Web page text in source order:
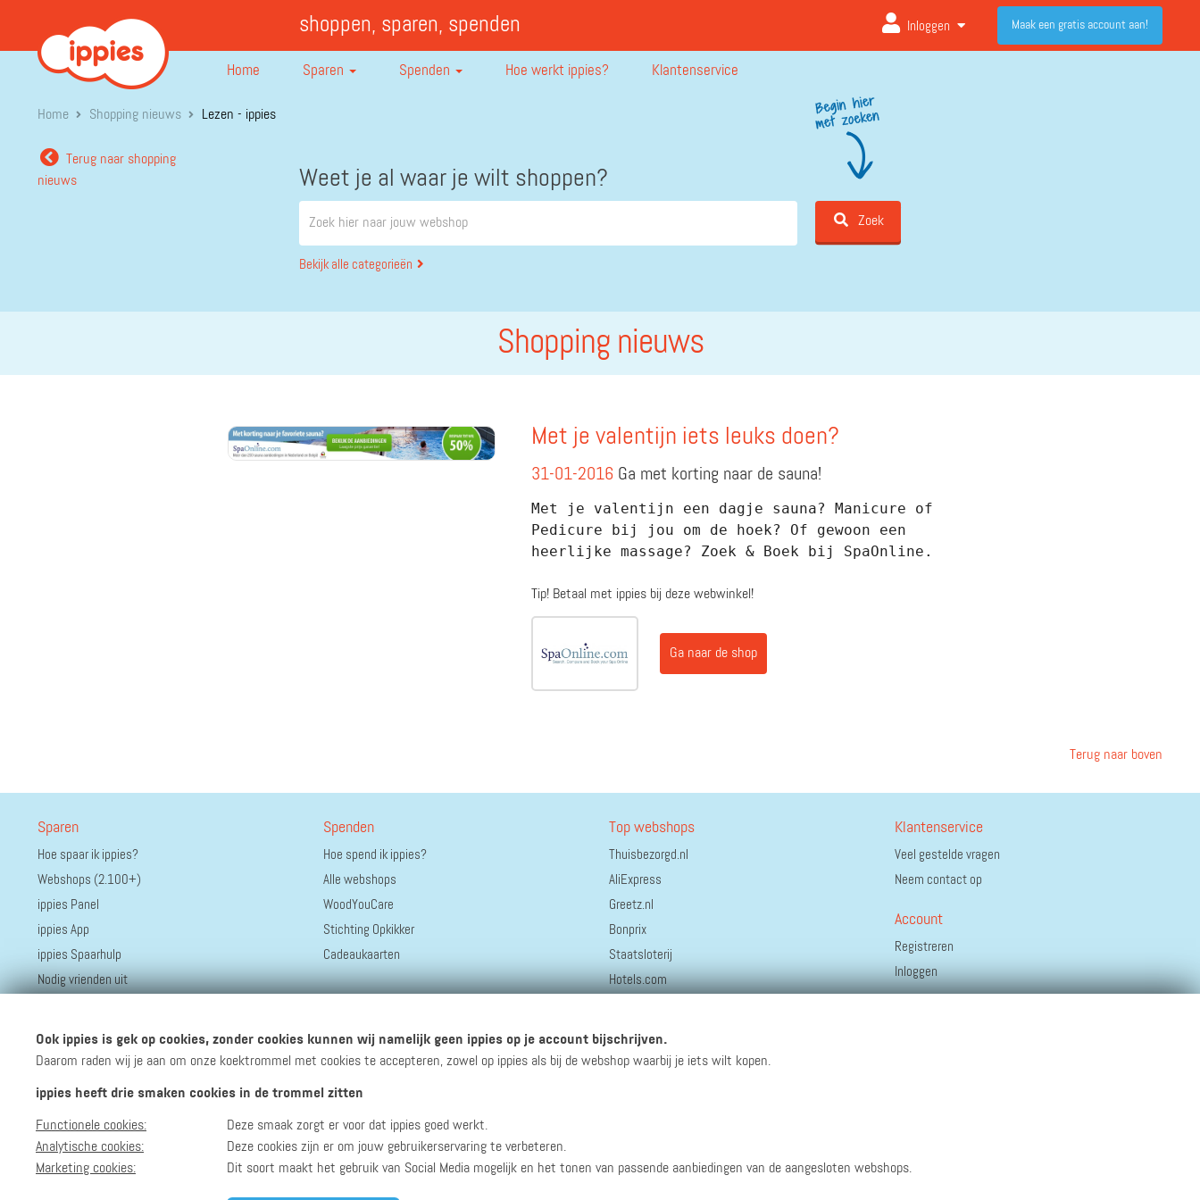
shoppen, sparen, spenden Inloggen Maak een gratis account aan!
Home Sparen Spenden Hoe werkt ippies? Klantenservice
Home Shopping nieuws Lezen - ippies
Terug naar shopping
nieuws
Weet je al waar je wilt shoppen?
Bekijk alle categorieën
Zoek
Shopping nieuws
Met je valentijn iets leuks doen?
31-01-2016 Ga met korting naar de sauna!
Met je valentijn een dagje sauna? Manicure of
Pedicure bij jou om de hoek? Of gewoon een
heerlijke massage? Zoek & Boek bij SpaOnline.
Tip! Betaal met ippies bij deze webwinkel!
Ga naar de shop
Terug naar boven
Sparen
Hoe spaar ik ippies?
Webshops (2.100+)
ippies Panel
ippies App
ippies Spaarhulp
Nodig vrienden uit
Spenden
Hoe spend ik ippies?
Alle webshops
WoodYouCare
Stichting Opkikker
Cadeaukaarten
Top webshops
Thuisbezorgd.nl
AliExpress
Greetz.nl
Bonprix
Staatsloterij
Hotels.com
HEMA
Klantenservice
Veel gestelde vragen
Neem contact op
Account
Registreren
Inloggen
Volg ippies Blijf op de hoogte van het groeiende aantal winkels, winacties en andere updates!
Ook ippies is gek op cookies, zonder cookies kunnen wij namelijk geen ippies op je account bijschrijven.
Daarom raden wij je aan om onze koektrommel met cookies te accepteren, zowel op ippies als bij de webshop waarbij je iets wilt kopen.
ippies heeft drie smaken cookies in de trommel zitten
Functionele cookies:
Deze smaak zorgt er voor dat ippies goed werkt.
Analytische cookies:
Deze cookies zijn er om jouw gebruikerservaring te verbeteren.
Marketing cookies:
Dit soort maakt het gebruik van Social Media mogelijk en het tonen van passende aanbiedingen van de aangesloten webshops.